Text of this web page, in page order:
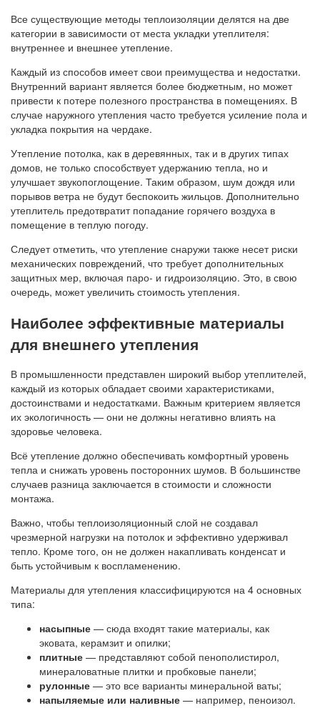
Все существующие методы теплоизоляции делятся на две
категории в зависимости от места укладки утеплителя:
внутреннее и внешнее утепление.
Каждый из способов имеет свои преимущества и недостатки.
Внутренний вариант является более бюджетным, но может
привести к потере полезного пространства в помещениях. В
случае наружного утепления часто требуется усиление пола и
укладка покрытия на чердаке.
Утепление потолка, как в деревянных, так и в других типах
домов, не только способствует удержанию тепла, но и
улучшает звукопоглощение. Таким образом, шум дождя или
порывов ветра не будут беспокоить жильцов. Дополнительно
утеплитель предотвратит попадание горячего воздуха в
помещение в теплую погоду.
Следует отметить, что утепление снаружи также несет риски
механических повреждений, что требует дополнительных
защитных мер, включая паро- и гидроизоляцию. Это, в свою
очередь, может увеличить стоимость утепления.
Наиболее эффективные материалы
для внешнего утепления
В промышленности представлен широкий выбор утеплителей,
каждый из которых обладает своими характеристиками,
достоинствами и недостатками. Важным критерием является
их экологичность — они не должны негативно влиять на
здоровье человека.
Всё утепление должно обеспечивать комфортный уровень
тепла и снижать уровень посторонних шумов. В большинстве
случаев разница заключается в стоимости и сложности
монтажа.
Важно, чтобы теплоизоляционный слой не создавал
чрезмерной нагрузки на потолок и эффективно удерживал
тепло. Кроме того, он не должен накапливать конденсат и
быть устойчивым к воспламенению.
Материалы для утепления классифицируются на 4 основных
типа:
насыпные — сюда входят такие материалы, как
эковата, керамзит и опилки;
плитные — представляют собой пенополистирол,
минераловатные плитки и пробковые панели;
рулонные — это все варианты минеральной ваты;
напыляемые или наливные — например, пеноизол.